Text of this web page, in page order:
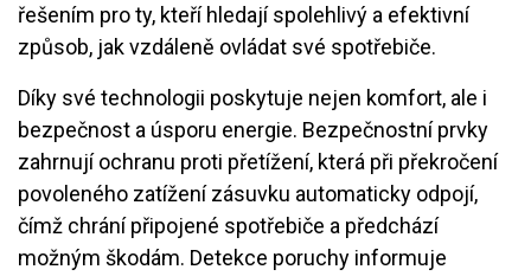
řešením pro ty, kteří hledají spolehlivý a efektivní
způsob, jak vzdáleně ovládat své spotřebiče.
Díky své technologii poskytuje nejen komfort, ale i
bezpečnost a úsporu energie. Bezpečnostní prvky
zahrnují ochranu proti přetížení, která při překročení
povoleného zatížení zásuvku automaticky odpojí,
čímž chrání připojené spotřebiče a předchází
možným škodám. Detekce poruchy informuje